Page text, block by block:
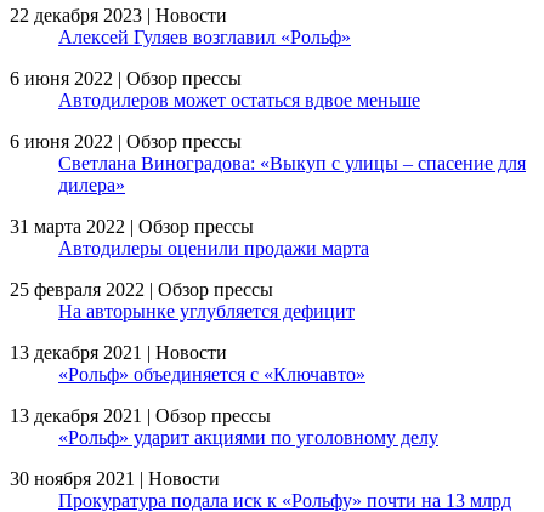
22 декабря 2023 | Новости
Алексей Гуляев возглавил «Рольф»
6 июня 2022 | Обзор прессы
Автодилеров может остаться вдвое меньше
6 июня 2022 | Обзор прессы
Светлана Виноградова: «Выкуп с улицы – спасение для
дилера»
31 марта 2022 | Обзор прессы
Автодилеры оценили продажи марта
25 февраля 2022 | Обзор прессы
На авторынке углубляется дефицит
13 декабря 2021 | Новости
«Рольф» объединяется с «Ключавто»
13 декабря 2021 | Обзор прессы
«Рольф» ударит акциями по уголовному делу
30 ноября 2021 | Новости
Прокуратура подала иск к «Рольфу» почти на 13 млрд